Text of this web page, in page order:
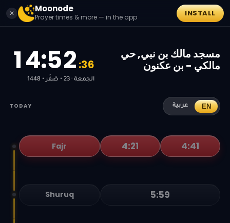
✕ Moonode
Prayer times & more — in the app INSTALL
14:52 :36
الجمعة · 23 • صَفَر • 1448
مسجد مالك بن نبي, حي
مالكي - بن عكنون
TODAY عربية EN
Fajr 4:21 4:41
Shuruq 5:59